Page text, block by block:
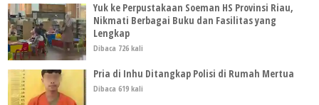
Yuk ke Perpustakaan Soeman HS Provinsi Riau,
Nikmati Berbagai Buku dan Fasilitas yang
Lengkap
Dibaca 726 kali
Pria di Inhu Ditangkap Polisi di Rumah Mertua
Dibaca 619 kali